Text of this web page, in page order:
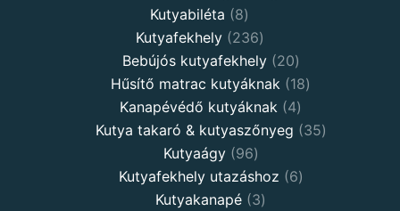
Kutyabiléta 88
products
Kutyafekhely 236236
products
Bebújós kutyafekhely 2020
products
Hűsítő matrac kutyáknak 1818
Kanapévédő kutyáknak 44
products
Kutya takaró & kutyaszőnyeg 3535
Kutyaágy 9696
products
Kutyafekhely utazáshoz 66
Kutyakanapé 33